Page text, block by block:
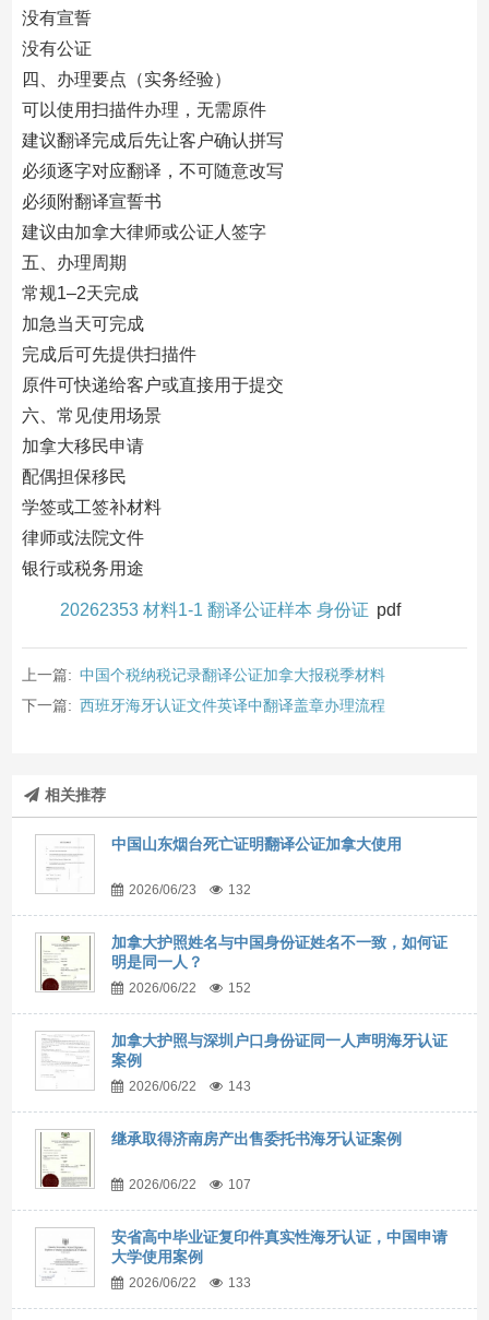
没有宣誓
没有公证
四、办理要点（实务经验）
可以使用扫描件办理，无需原件
建议翻译完成后先让客户确认拼写
必须逐字对应翻译，不可随意改写
必须附翻译宣誓书
建议由加拿大律师或公证人签字
五、办理周期
常规1–2天完成
加急当天可完成
完成后可先提供扫描件
原件可快递给客户或直接用于提交
六、常见使用场景
加拿大移民申请
配偶担保移民
学签或工签补材料
律师或法院文件
银行或税务用途
20262353 材料1-1 翻译公证样本 身份证 pdf
上一篇: 中国个税纳税记录翻译公证加拿大报税季材料
下一篇: 西班牙海牙认证文件英译中翻译盖章办理流程
相关推荐
中国山东烟台死亡证明翻译公证加拿大使用
2026/06/23 132
加拿大护照姓名与中国身份证姓名不一致，如何证
明是同一人？
2026/06/22 152
加拿大护照与深圳户口身份证同一人声明海牙认证
案例
2026/06/22 143
继承取得济南房产出售委托书海牙认证案例
2026/06/22 107
安省高中毕业证复印件真实性海牙认证，中国申请
大学使用案例
2026/06/22 133